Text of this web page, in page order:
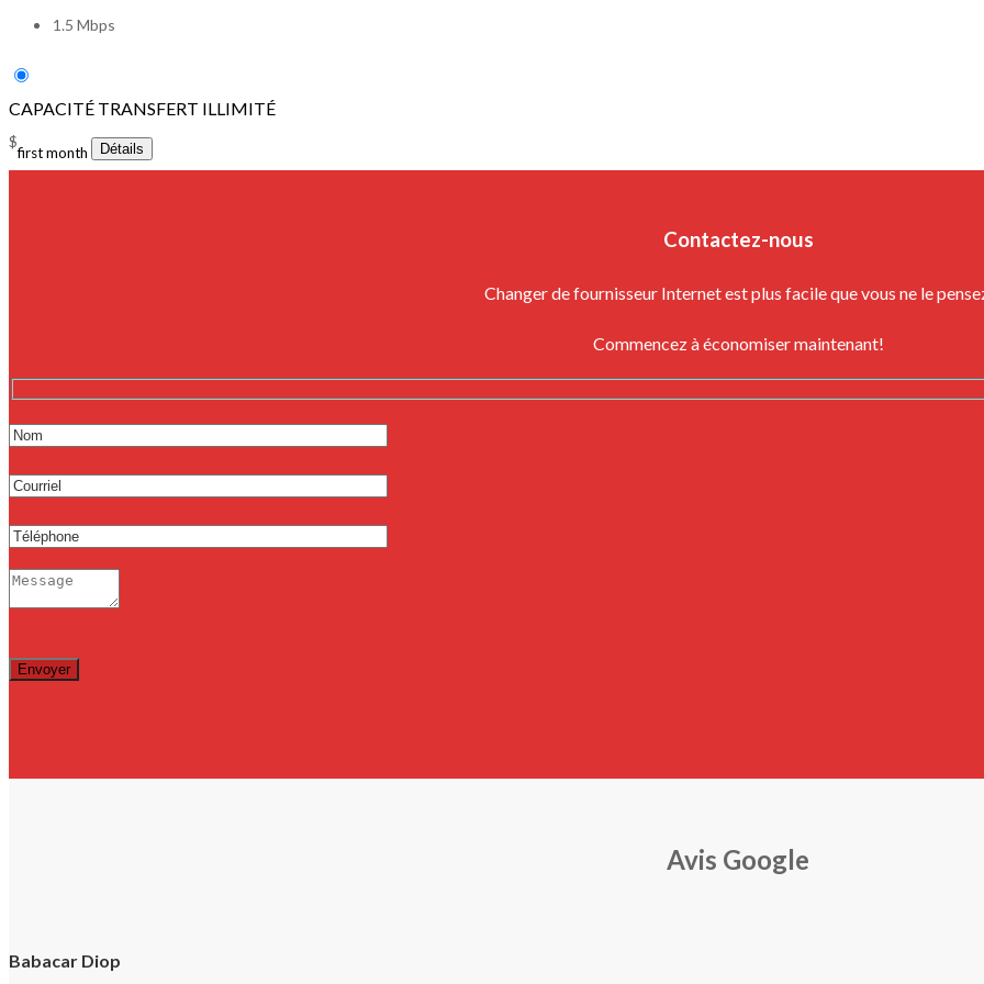
1.5 Mbps
CAPACITÉ TRANSFERT ILLIMITÉ
$
first month
Contactez-nous
Changer de fournisseur Internet est plus facile que vous ne le
Commencez à économiser maintenant!
Avis Google
Babacar Diop